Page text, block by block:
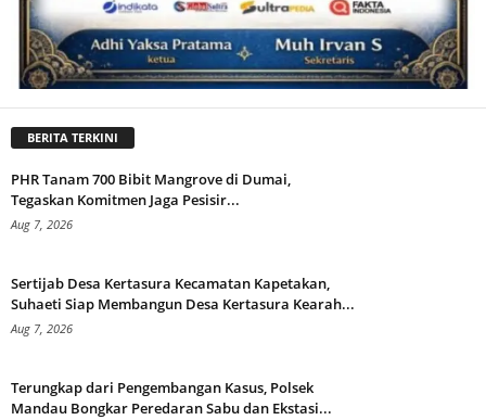
BERITA TERKINI
PHR Tanam 700 Bibit Mangrove di Dumai,
Tegaskan Komitmen Jaga Pesisir...
Aug 7, 2026
Sertijab Desa Kertasura Kecamatan Kapetakan,
Suhaeti Siap Membangun Desa Kertasura Kearah...
Aug 7, 2026
Terungkap dari Pengembangan Kasus, Polsek
Mandau Bongkar Peredaran Sabu dan Ekstasi...